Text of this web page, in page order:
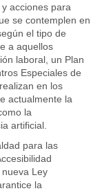
acciones para
se contemplen en
el tipo de
a aquellos
laboral, un Plan
Especiales de
en los
actualmente la
la
artificial.
para las
Ley
la